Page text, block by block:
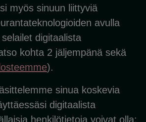
myös sinuun liittyviä
avulla
digitaalista
kohta 2 jäljempänä sekä
).
sinua koskevia
digitaalista
henkilötietoja voivat olla: